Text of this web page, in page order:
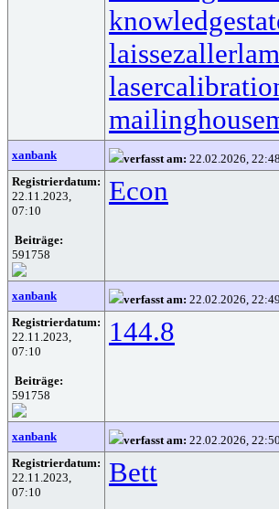
laissezaller
mailinghouse
xanbank verfasst am: 22.02.2026, 22:48
Registrierdatum:
22.11.2023,
07:10
Beiträge:
591758
Econ
xanbank verfasst am: 22.02.2026, 22:49
Registrierdatum:
22.11.2023,
07:10
Beiträge:
591758
144.8
xanbank verfasst am: 22.02.2026, 22:50
Registrierdatum:
22.11.2023,
07:10
Bett